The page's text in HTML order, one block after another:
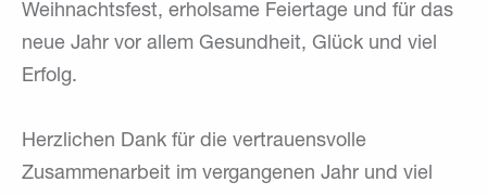
Weihnachtsfest, erholsame Feiertage und für das
neue Jahr vor allem Gesundheit, Glück und viel
Erfolg.
Herzlichen Dank für die vertrauensvolle
Zusammenarbeit im vergangenen Jahr und viel